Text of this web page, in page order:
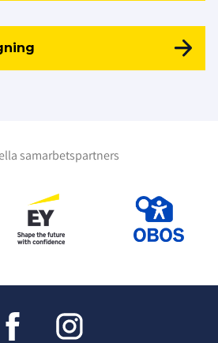
samarbetspartners